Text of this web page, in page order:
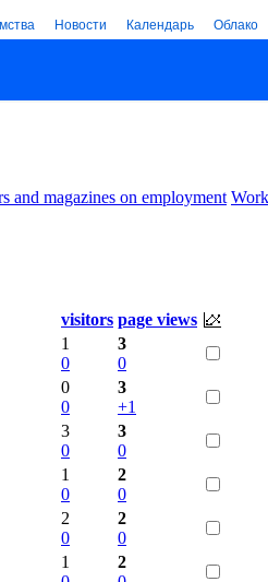
Новости Календарь Облако
and magazines on employment
visitors page views
1
0
3
0
0
0
3
+1
3
0
3
0
1
0
2
0
2
0
2
0
1
2